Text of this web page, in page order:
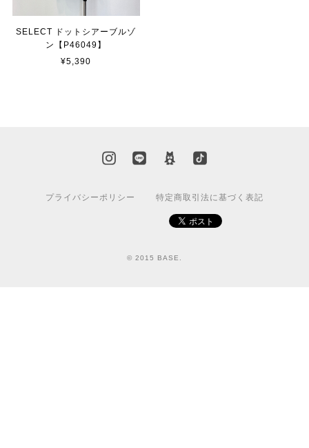
SELECT ドットシアーブルゾ
ン【P46049】
¥5,390
プライバシーポリシー 特定商取引法に基づく表記
© 2015 BASE.